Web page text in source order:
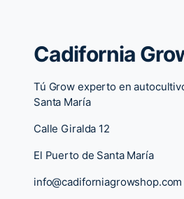
Cadifornia
Tú Grow experto en
Santa María
Calle Giralda 12
El Puerto de Santa María
info@cadiforniagrowshop.com